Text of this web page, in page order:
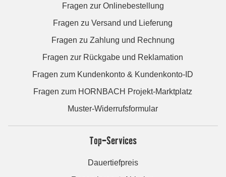
Fragen zur Onlinebestellung
Fragen zu Versand und Lieferung
Fragen zu Zahlung und Rechnung
Fragen zur Rückgabe und Reklamation
Fragen zum Kundenkonto & Kundenkonto-ID
Fragen zum HORNBACH Projekt-Marktplatz
Muster-Widerrufsformular
Top-Services
Dauertiefpreis